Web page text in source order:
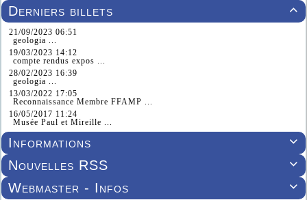

Derniers billets
21/09/2023 06:51
geologia ...
19/03/2023 14:12
compte rendus expos ...
28/02/2023 16:39
geologia ...
13/03/2022 17:05
Reconnaissance Membre FFAMP ...
16/05/2017 11:24
Musée Paul et Mireille ...

Informations

Nouvelles RSS

Webmaster - Infos